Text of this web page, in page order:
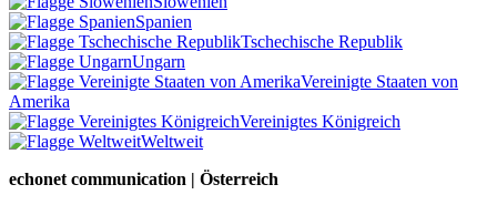
Spanien
Tschechische Republik
Ungarn
Vereinigte Staaten von
Amerika
Vereinigtes Königreich
Weltweit
echonet communication | Österreich